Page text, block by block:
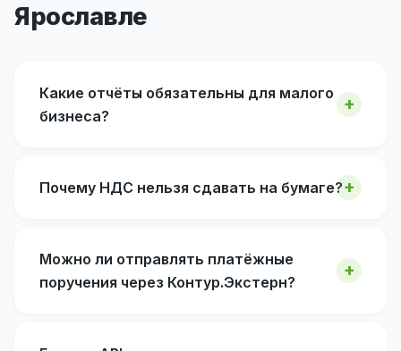
Ярославле
Какие отчёты обязательны для малого
бизнеса?
Почему НДС нельзя сдавать на бумаге?
Можно ли отправлять платёжные
поручения через Контур.Экстерн?